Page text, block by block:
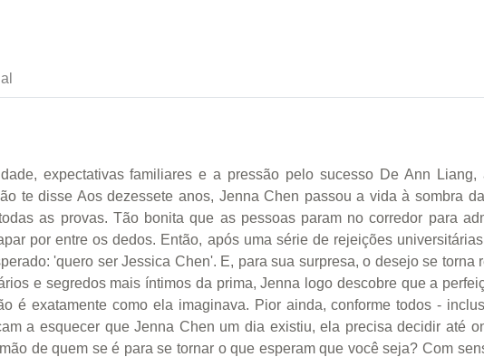
expectativas familiares e a pressão pelo sucesso De Ann
te disse Aos dezessete anos, Jenna Chen passou a vida à sombra
as provas. Tão bonita que as pessoas param no corredor para
por entre os dedos. Então, após uma série de rejeições
'quero ser Jessica Chen'. E, para sua surpresa, o desejo se torna
e segredos mais íntimos da prima, Jenna logo descobre que a
é exatamente como ela imaginava. Pior ainda, conforme todos -
a esquecer que Jenna Chen um dia existiu, ela precisa decidir até
de quem se é para se tornar o que esperam que você seja? Com